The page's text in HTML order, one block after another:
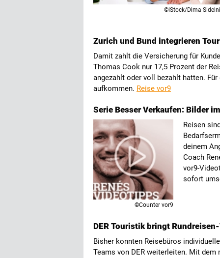
©iStock/Dima
Zurich und Bund integrieren
Damit zahlt die Versicherung für
Thomas Cook nur 17,5 Prozent der
angezahlt oder voll bezahlt hatten.
aufkommen. Reise vor9
Serie Besser Verkaufen: Bilder
©Counter vor9
Reisen
deinem
Coach
vor9-
sofort
DER Touristik bringt
Bisher konnten Reisebüros
Teams von DER weiterleiten. Mit